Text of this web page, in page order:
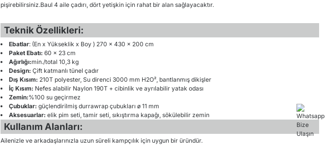
pişirebilirsiniz.Baul 4 aile çadırı, dört yetişkin için rahat bir alan sağlayacaktır.
Teknik Özellikleri:
Ebatlar: (En x Yükseklik x Boy ) 270 x 430 x 200 cm
Paket Ebatı: 60 x 23 cm
Ağırlığı:min./total 10,3 kg
Design: Çift katmanlı tünel çadır
Dış Kısım: 210T polyester, Su direnci 3000 mm H2O², bantlanmış dikişler
İç Kısım: Nefes alabilir Naylon 190T + cibinlik ve ayrılabilir yatak odası
Zemin:%100 su geçirmez
Çubuklar: güçlendirilmiş durrawrap çubukları ø 11 mm
Aksesuarlar: elik pim seti, tamir seti, sıkıştırma kapağı, sökülebilir zemin
Kullanım Alanları:
Ailenizle ve arkadaşlarınızla uzun süreli kampçılık için uygun bir üründür.